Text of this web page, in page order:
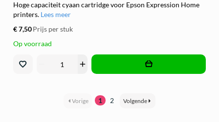
Hoge capaciteit cyaan cartridge voor Epson Expression Home
printers. Lees meer
€ 7,50Prijs per stuk
Op voorraad
add
Vorige 1 2 Volgende